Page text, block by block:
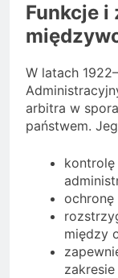
Funkcje i
W latach
arbitra w
państwem.
między
zakresie